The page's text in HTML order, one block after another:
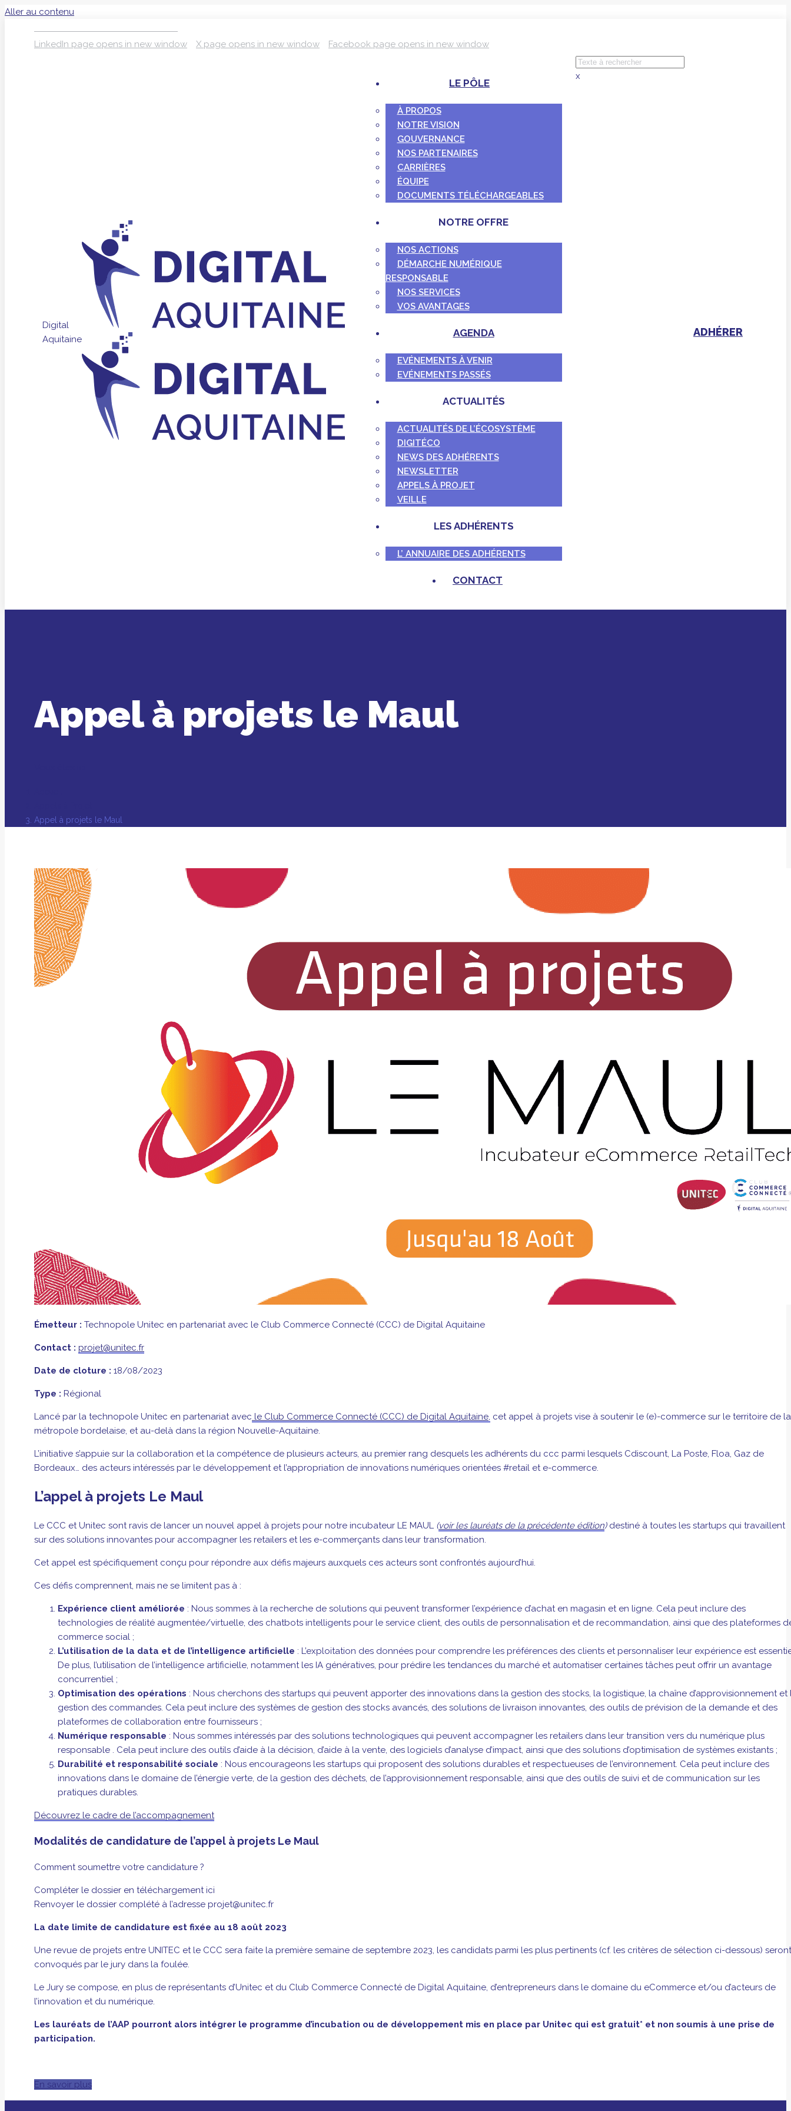
Aller au contenu
LinkedIn page opens in new window X page opens in new window Facebook page opens in new window
Digital
Aquitaine
LE PÔLE
À PROPOS
NOTRE VISION
GOUVERNANCE
NOS PARTENAIRES
CARRIÈRES
ÉQUIPE
DOCUMENTS TÉLÉCHARGEABLES
NOTRE OFFRE
NOS ACTIONS
DÉMARCHE NUMÉRIQUE
RESPONSABLE
NOS SERVICES
VOS AVANTAGES
AGENDA
EVÉNEMENTS À VENIR
EVÉNEMENTS PASSÉS
ACTUALITÉS
ACTUALITÉS DE L’ÉCOSYSTÈME
DIGITÉCO
NEWS DES ADHÉRENTS
NEWSLETTER
APPELS À PROJET
VEILLE
LES ADHÉRENTS
L’ ANNUAIRE DES ADHÉRENTS
CONTACT
x
ADHÉRER
Appel à projets le Maul
Appel à projets le Maul
Émetteur : Technopole Unitec en partenariat avec le Club Commerce Connecté (CCC) de Digital Aquitaine
Contact : projet@unitec.fr
Date de cloture : 18/08/2023
Type : Régional
Lancé par la technopole Unitec en partenariat avec le Club Commerce Connecté (CCC) de Digital Aquitaine, cet appel à projets vise à soutenir le (e)-commerce sur le territoire de la
métropole bordelaise, et au-delà dans la région Nouvelle-Aquitaine.
L’initiative s’appuie sur la collaboration et la compétence de plusieurs acteurs, au premier rang desquels les adhérents du ccc parmi lesquels Cdiscount, La Poste, Floa, Gaz de
Bordeaux… des acteurs intéressés par le développement et l’appropriation de innovations numériques orientées #retail et e-commerce.
L’appel à projets Le Maul
Le CCC et Unitec sont ravis de lancer un nouvel appel à projets pour notre incubateur LE MAUL (voir les lauréats de la précédente édition)destiné à toutes les startups qui travaillent
sur des solutions innovantes pour accompagner les retailers et les e-commerçants dans leur transformation.
Cet appel est spécifiquement conçu pour répondre aux défis majeurs auxquels ces acteurs sont confrontés aujourd’hui.
Ces défis comprennent, mais ne se limitent pas à :
Expérience client améliorée : Nous sommes à la recherche de solutions qui peuvent transformer l’expérience d’achat en magasin et en ligne. Cela peut inclure des
technologies de réalité augmentée/virtuelle, des chatbots intelligents pour le service client, des outils de personnalisation et de recommandation, ainsi que des plateformes
commerce social ;
L’utilisation de la data et de l’intelligence artificielle : L’exploitation des données pour comprendre les préférences des clients et personnaliser leur expérience est
De plus, l’utilisation de l’intelligence artificielle, notamment les IA génératives, pour prédire les tendances du marché et automatiser certaines tâches peut offrir un avantage
concurrentiel ;
Optimisation des opérations : Nous cherchons des startups qui peuvent apporter des innovations dans la gestion des stocks, la logistique, la chaîne d’approvisionnement et
gestion des commandes. Cela peut inclure des systèmes de gestion des stocks avancés, des solutions de livraison innovantes, des outils de prévision de la demande et des
plateformes de collaboration entre fournisseurs ;
Numérique responsable : Nous sommes intéressés par des solutions technologiques qui peuvent accompagner les retailers dans leur transition vers du numérique plus
responsable . Cela peut inclure des outils d’aide à la décision, d’aide à la vente, des logiciels d’analyse d’impact, ainsi que des solutions d’optimisation de systèmes existants ;
Durabilité et responsabilité sociale : Nous encourageons les startups qui proposent des solutions durables et respectueuses de l’environnement. Cela peut inclure des
innovations dans le domaine de l’énergie verte, de la gestion des déchets, de l’approvisionnement responsable, ainsi que des outils de suivi et de communication sur les
pratiques durables.
Découvrez le cadre de l’accompagnement
Modalités de candidature de l’appel à projets Le Maul
Comment soumettre votre candidature ?
Compléter le dossier en téléchargement ici
Renvoyer le dossier complété à l’adresse projet@unitec.fr
La date limite de candidature est fixée au 18 août 2023
Une revue de projets entre UNITEC et le CCC sera faite la première semaine de septembre 2023, les candidats parmi les plus pertinents (cf. les critères de sélection ci-dessous) seront
convoqués par le jury dans la foulée.
Le Jury se compose, en plus de représentants d’Unitec et du Club Commerce Connecté de Digital Aquitaine, d’entrepreneurs dans le domaine du eCommerce et/ou d’acteurs de
l’innovation et du numérique.
Les lauréats de l’AAP pourront alors intégrer le programme d’incubation ou de développement mis en place par Unitec qui est gratuit* et non soumis à une prise de
participation.
En savoir plus